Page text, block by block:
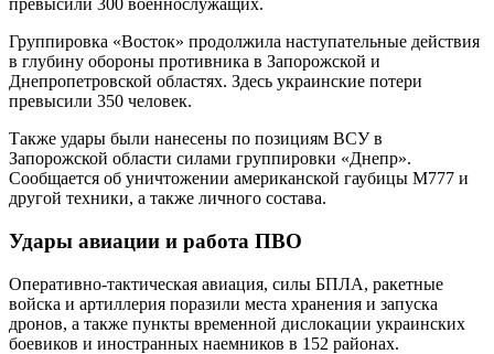
превысили 300 военнослужащих.
Группировка «Восток» продолжила наступательные действия
в глубину обороны противника в Запорожской и
Днепропетровской областях. Здесь украинские потери
превысили 350 человек.
Также удары были нанесены по позициям ВСУ в
Запорожской области силами группировки «Днепр».
Сообщается об уничтожении американской гаубицы М777 и
другой техники, а также личного состава.
Удары авиации и работа ПВО
Оперативно-тактическая авиация, силы БПЛА, ракетные
войска и артиллерия поразили места хранения и запуска
дронов, а также пункты временной дислокации украинских
боевиков и иностранных наемников в 152 районах.